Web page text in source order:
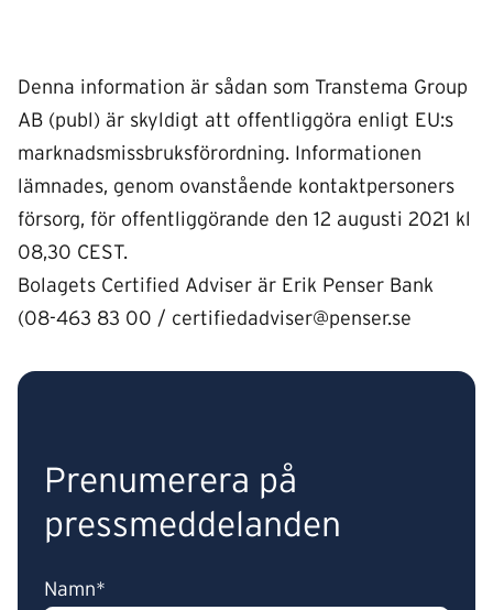
Denna information är sådan som Transtema Group
AB (publ) är skyldigt att offentliggöra enligt EU:s
marknadsmissbruksförordning. Informationen
lämnades, genom ovanstående kontaktpersoners
försorg, för offentliggörande den 12 augusti 2021 kl
08,30 CEST.
Bolagets Certified Adviser är Erik Penser Bank
(08-463 83 00 / certifiedadviser@penser.se
Prenumerera på
pressmeddelanden
Namn*